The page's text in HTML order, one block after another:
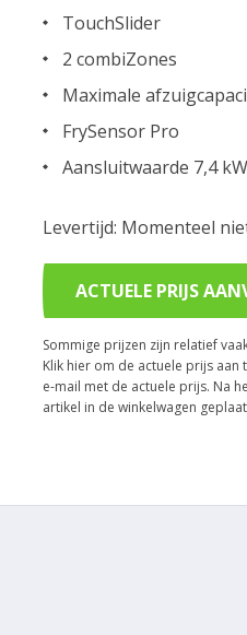
Levertijd: Momenteel
TouchSlider
2 combiZones
Maximale
FrySensor Pro
Aansluitwaarde 7,4 kW
ACTUELE PRIJS
Sommige prijzen zijn relatief
Klik hier om de actuele prijs aan
e-mail met de actuele prijs. Na
artikel in de winkelwagen